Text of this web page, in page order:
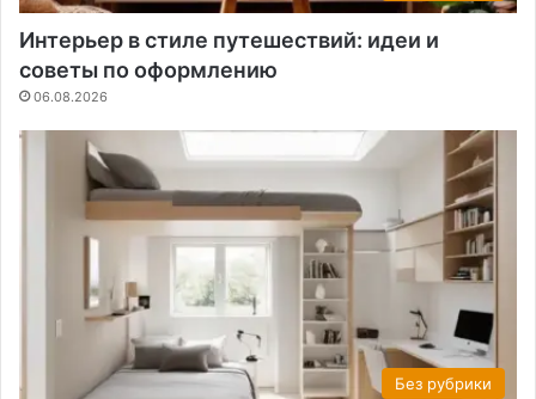
Интерьер в стиле путешествий: идеи и
советы по оформлению
06.08.2026
Без рубрики